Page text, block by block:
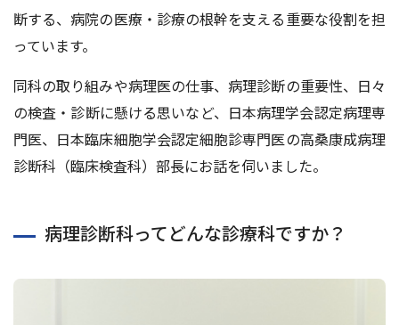
断する、病院の医療・診療の根幹を⽀える重要な役割を担
っています。
同科の取り組みや病理医の仕事、病理診断の重要性、⽇々
の検査・診断に懸ける思いなど、⽇本病理学会認定病理専
⾨医、⽇本臨床細胞学会認定細胞診専⾨医の⾼桑康成病理
診断科（臨床検査科）部⻑にお話を伺いました。
病理診断科ってどんな診療科ですか？